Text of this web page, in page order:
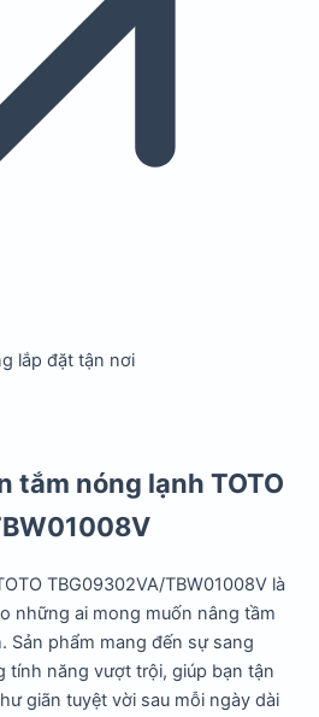
lắp đặt tận nơi
tắm nóng lạnh TOTO
TBG09302VA/TBW01008V là
những ai mong muốn nâng tầm
Sản phẩm mang đến sự sang
tính năng vượt trội, giúp bạn tận
giãn tuyệt vời sau mỗi ngày dài